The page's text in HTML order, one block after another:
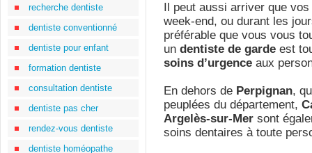
recherche dentiste
dentiste conventionné
dentiste pour enfant
formation dentiste
consultation dentiste
dentiste pas cher
rendez-vous dentiste
dentiste homéopathe
Il peut aussi arriver que
week-end, ou durant les
préférable que vous vous
un dentiste de garde est
soins d’urgence aux
En dehors de Perpignan,
peuplées du département,
Argelès-sur-Mer sont
soins dentaires à toute